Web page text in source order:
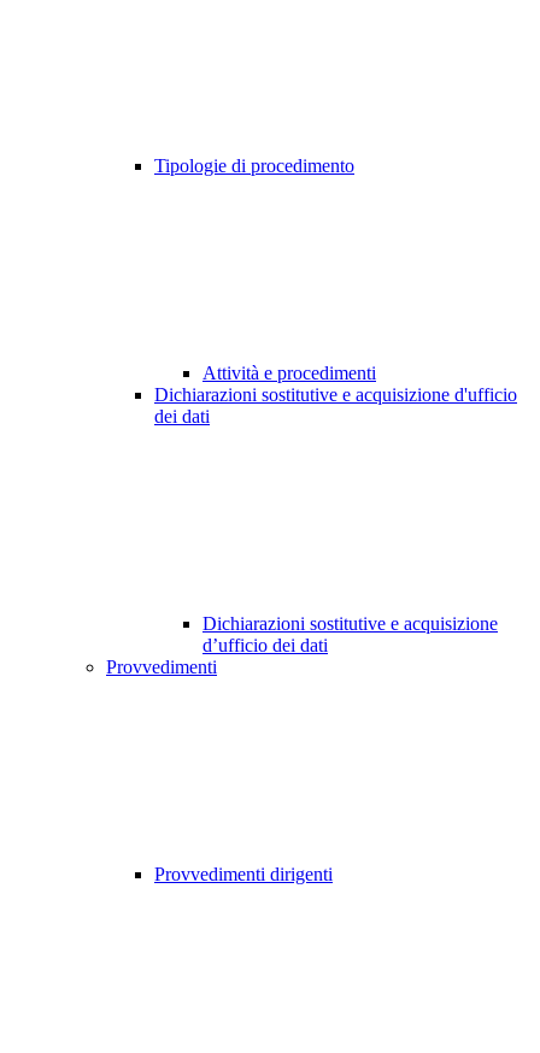
Tipologie di procedimento
Attività e procedimenti
Dichiarazioni sostitutive e acquisizione d'ufficio
dei dati
Dichiarazioni sostitutive e acquisizione
d’ufficio dei dati
Provvedimenti
Provvedimenti dirigenti